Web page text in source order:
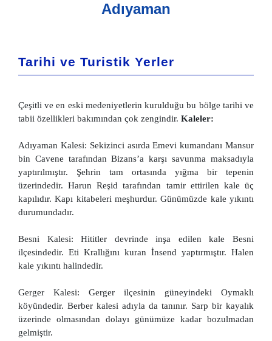
Adıyaman
Tarihi ve Turistik Yerler
Çeşitli ve en eski medeniyetlerin kurulduğu bu bölge tarihi ve
tabii özellikleri bakımından çok zengindir. Kaleler:
Adıyaman Kalesi: Sekizinci asırda Emevi kumandanı Mansur
bin Cavene tarafından Bizans’a karşı savunma maksadıyla
yaptırılmıştır. Şehrin tam ortasında yığma bir tepenin
üzerindedir. Harun Reşid tarafından tamir ettirilen kale üç
kapılıdır. Kapı kitabeleri meşhurdur. Günümüzde kale yıkıntı
durumundadır.
Besni Kalesi: Hititler devrinde inşa edilen kale Besni
ilçesindedir. Eti Krallığını kuran İnsend yaptırmıştır. Halen
kale yıkıntı halindedir.
Gerger Kalesi: Gerger ilçesinin güneyindeki Oymaklı
köyündedir. Berber kalesi adıyla da tanınır. Sarp bir kayalık
üzerinde olmasından dolayı günümüze kadar bozulmadan
gelmiştir.